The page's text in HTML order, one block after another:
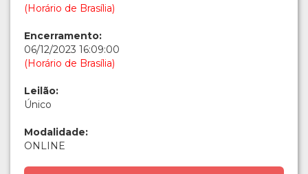
(Horário de Brasília)
Encerramento:
06/12/2023 16:09:00
(Horário de Brasília)
Leilão:
Único
Modalidade:
ONLINE